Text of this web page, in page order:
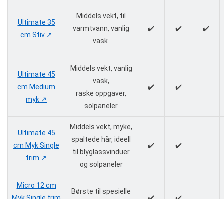
Ultimate 35
cm Stiv ↗️
Middels vekt, til
varmtvann, vanlig
vask
✔️ ✔️ ✔️
Ultimate 45
cm Medium
myk ↗️
Middels vekt, vanlig
vask,
raske oppgaver,
solpaneler
✔️ ✔️
Ultimate 45
cm Myk Single
trim ↗️
Middels vekt, myke,
spaltede hår, ideell
til blyglassvinduer
og solpaneler
✔️ ✔️
Micro 12 cm
Børste til spesielle